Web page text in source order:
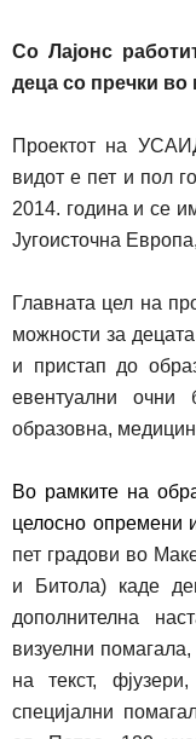
Со Лајонс
деца со пречки
Проектот на
видот е пет и пол
2014. година и се
Југоисточна
Главната цел на
можности за
и пристап до
евентуални очни
образовна,
Во рамките на о
целосно опремени
пет градови во
и Битола) каде
дополнителна
визуелни помагала,
на текст,
специјални